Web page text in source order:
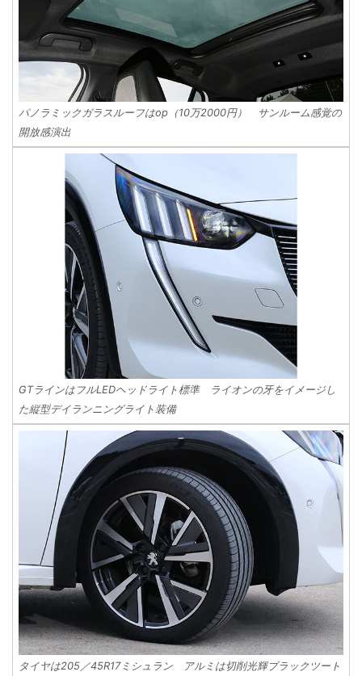
パノラミックガラスルーフはop（10万2000円） サンルーム感覚の
開放感演出
GTラインはフルLEDヘッドライト標準 ライオンの牙をイメージし
た縦型デイランニングライト装備
タイヤは205／45R17ミシュラン アルミは切削光輝ブラックツート